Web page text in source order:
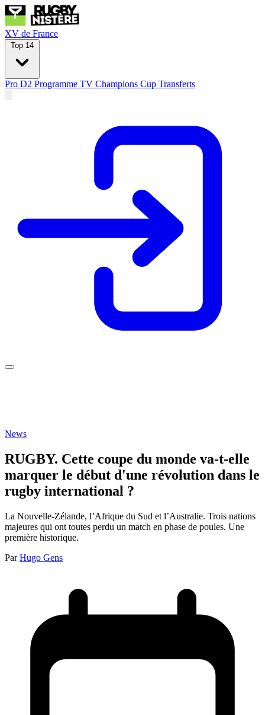
XV de France
Top 14
Pro D2 Programme TV Champions Cup Transferts
News
RUGBY. Cette coupe du monde va-t-elle
marquer le début d'une révolution dans le
rugby international ?
La Nouvelle-Zélande, l’Afrique du Sud et l’Australie. Trois nations
majeures qui ont toutes perdu un match en phase de poules. Une
première historique.
Par Hugo Gens